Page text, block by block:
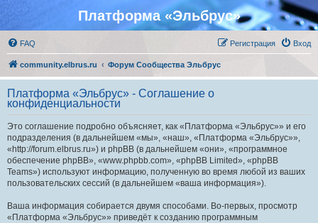
Платформа «Эльбрус»
FAQ Вход
Регистрация
community.elbrus.ru Форум Сообщества Эльбрус
Платформа «Эльбрус» - Соглашение о
конфиденциальности
Это соглашение подробно объясняет, как «Платформа «Эльбрус»» и его
подразделения (в дальнейшем «мы», «наш», «Платформа «Эльбрус»»,
«http://forum.elbrus.ru») и phpBB (в дальнейшем «они», «программное
обеспечение phpBB», «www.phpbb.com», «phpBB Limited», «phpBB
Teams») используют информацию, полученную во время любой из ваших
пользовательских сессий (в дальнейшем «ваша информация»).
Ваша информация собирается двумя способами. Во-первых, просмотр
«Платформа «Эльбрус»» приведёт к созданию программным